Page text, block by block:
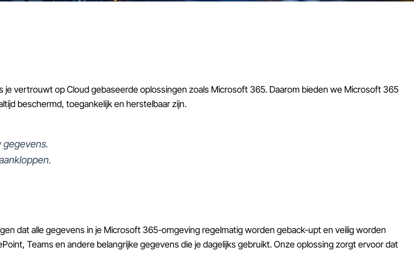
je vertrouwt op Cloud gebaseerde oplossingen zoals Microsoft 365. Daarom bieden we Microsoft 365
beschermd, toegankelijk en herstelbaar zijn.
gegevens.
dat alle gegevens in je Microsoft 365-omgeving regelmatig worden geback-upt en veilig worden
Teams en andere belangrijke gegevens die je dagelijks gebruikt. Onze oplossing zorgt ervoor dat